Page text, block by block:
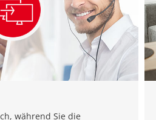
während Sie die